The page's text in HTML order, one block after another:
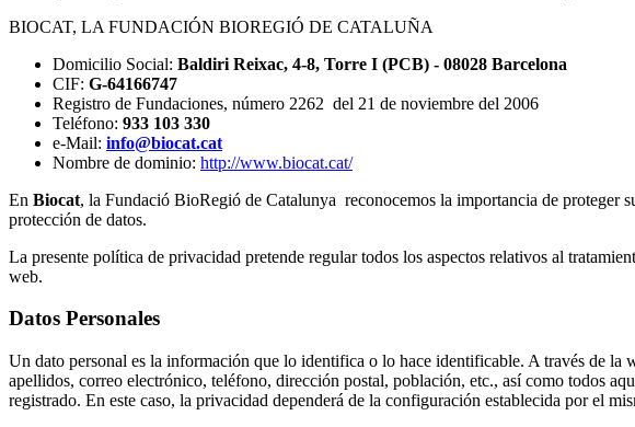
BIOCAT, LA FUNDACIÓN BIOREGIÓ DE CATALUÑA
Domicilio Social: Baldiri Reixac, 4-8, Torre I (PCB) - 08028 Barcelona
CIF: G-64166747
Registro de Fundaciones, número 2262 del 21 de noviembre del 2006
Teléfono: 933 103 330
e-Mail: info@biocat.cat
Nombre de dominio: http://www.biocat.cat/
En Biocat, la Fundació BioRegió de Catalunya reconocemos la importancia de proteger
protección de datos.
La presente política de privacidad pretende regular todos los aspectos relativos al
web.
Datos Personales
Un dato personal es la información que lo identifica o lo hace identificable. A través de la
apellidos, correo electrónico, teléfono, dirección postal, población, etc., así como todos
registrado. En este caso, la privacidad dependerá de la configuración establecida por el